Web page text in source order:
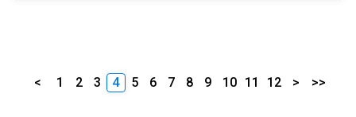
< 1 2 3 4 5 6 7 8 9 10 11 12 > >>